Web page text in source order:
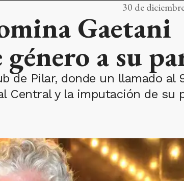
30 de
Gaetani
a su
de Pilar, donde un llamado al
Central y la imputación de su